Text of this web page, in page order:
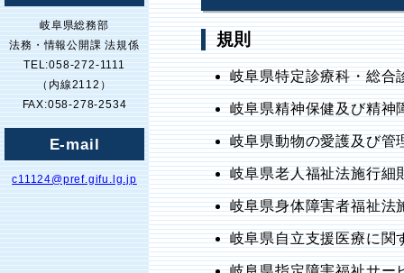
岐阜県総務部
法務・情報公開課 法規係
TEL:058-272-1111
（内線2112）
FAX:058-278-2534
E-mail
c11124@pref.gifu.lg.jp
規則
岐阜県特定診療科・総
岐阜県精神保健及び精
岐阜県動物の愛護及び
岐阜県老人福祉法施行
岐阜県身体障害者福祉
岐阜県自立支援医療に